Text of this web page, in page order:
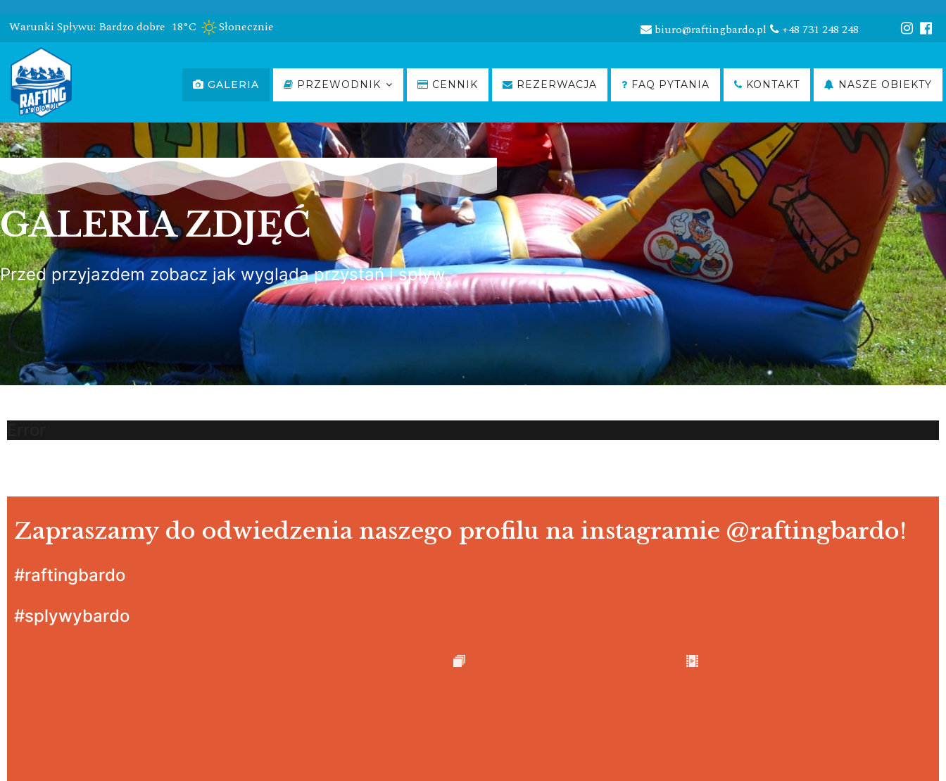
Warunki Spływu: Bardzo dobre 18°C Słonecznie biuro@raftingbardo.pl +48 731 248 248
GALERIA PRZEWODNIK CENNIK REZERWACJA FAQ PYTANIA KONTAKT NASZE OBIEKTY
GALERIA ZDJĘĆ
Przed przyjazdem zobacz jak wygląda przystań i spływ.
Zapraszamy do odwiedzenia naszego profilu na instagramie @raftingbardo!
#raftingbardo
#splywybardo